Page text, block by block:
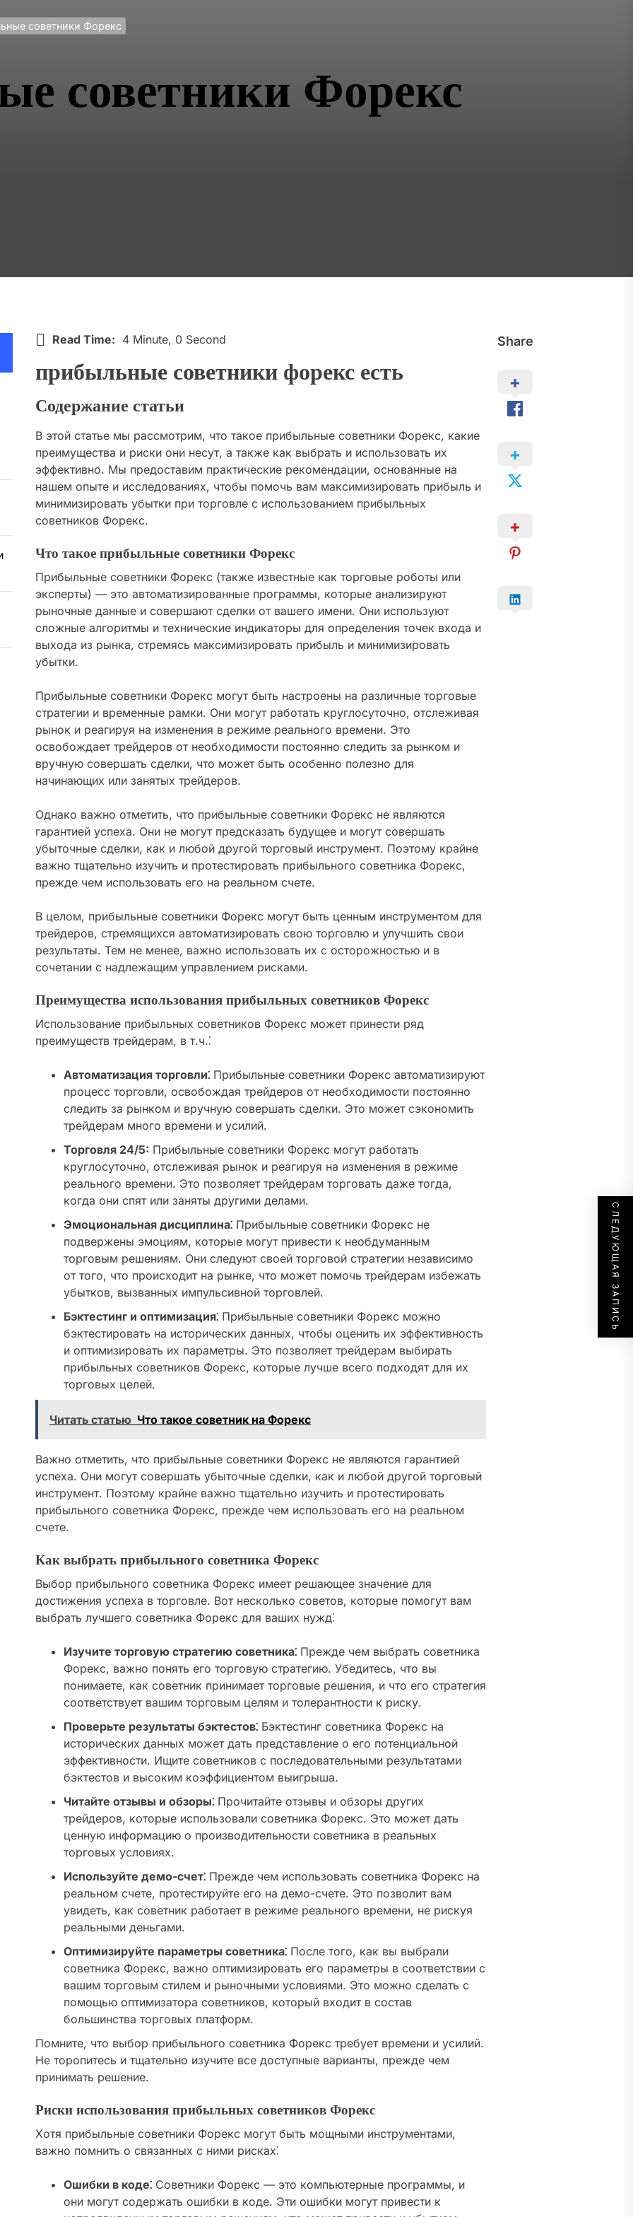
советники Форекс
советники Форекс
Share
Read Time: 4 Minute, 0 Second
прибыльные советники форекс есть
Содержание статьи
В этой статье мы рассмотрим, что такое прибыльные советники Форекс, какие
преимущества и риски они несут, а также как выбрать и использовать их
эффективно. Мы предоставим практические рекомендации, основанные на
нашем опыте и исследованиях, чтобы помочь вам максимизировать прибыль и
минимизировать убытки при торговле с использованием прибыльных
советников Форекс.
Что такое прибыльные советники Форекс
Прибыльные советники Форекс (также известные как торговые роботы или
эксперты) — это автоматизированные программы, которые анализируют
рыночные данные и совершают сделки от вашего имени. Они используют
сложные алгоритмы и технические индикаторы для определения точек входа и
выхода из рынка, стремясь максимизировать прибыль и минимизировать
убытки.
Прибыльные советники Форекс могут быть настроены на различные торговые
стратегии и временные рамки. Они могут работать круглосуточно, отслеживая
рынок и реагируя на изменения в режиме реального времени. Это
освобождает трейдеров от необходимости постоянно следить за рынком и
вручную совершать сделки, что может быть особенно полезно для
начинающих или занятых трейдеров.
Однако важно отметить, что прибыльные советники Форекс не являются
гарантией успеха. Они не могут предсказать будущее и могут совершать
убыточные сделки, как и любой другой торговый инструмент. Поэтому крайне
важно тщательно изучить и протестировать прибыльного советника Форекс,
прежде чем использовать его на реальном счете.
В целом, прибыльные советники Форекс могут быть ценным инструментом для
трейдеров, стремящихся автоматизировать свою торговлю и улучшить свои
результаты. Тем не менее, важно использовать их с осторожностью и в
сочетании с надлежащим управлением рисками.
Преимущества использования прибыльных советников Форекс
Использование прибыльных советников Форекс может принести ряд
преимуществ трейдерам, в т.ч.⁚
Автоматизация торговли⁚ Прибыльные советники Форекс автоматизируют
процесс торговли, освобождая трейдеров от необходимости постоянно
следить за рынком и вручную совершать сделки. Это может сэкономить
трейдерам много времени и усилий.
Торговля 24/5: Прибыльные советники Форекс могут работать
круглосуточно, отслеживая рынок и реагируя на изменения в режиме
реального времени. Это позволяет трейдерам торговать даже тогда,
когда они спят или заняты другими делами.
Эмоциональная дисциплина⁚ Прибыльные советники Форекс не
подвержены эмоциям, которые могут привести к необдуманным
торговым решениям. Они следуют своей торговой стратегии независимо
от того, что происходит на рынке, что может помочь трейдерам избежать
убытков, вызванных импульсивной торговлей.
Бэктестинг и оптимизация⁚ Прибыльные советники Форекс можно
бэктестировать на исторических данных, чтобы оценить их эффективность
и оптимизировать их параметры. Это позволяет трейдерам выбирать
прибыльных советников Форекс, которые лучше всего подходят для их
торговых целей.
Читать статью Что такое советник на Форекс
Важно отметить, что прибыльные советники Форекс не являются гарантией
успеха. Они могут совершать убыточные сделки, как и любой другой торговый
инструмент. Поэтому крайне важно тщательно изучить и протестировать
прибыльного советника Форекс, прежде чем использовать его на реальном
счете.
Как выбрать прибыльного советника Форекс
Выбор прибыльного советника Форекс имеет решающее значение для
достижения успеха в торговле. Вот несколько советов, которые помогут вам
выбрать лучшего советника Форекс для ваших нужд⁚
Изучите торговую стратегию советника⁚ Прежде чем выбрать советника
Форекс, важно понять его торговую стратегию. Убедитесь, что вы
понимаете, как советник принимает торговые решения, и что его стратегия
соответствует вашим торговым целям и толерантности к риску.
Проверьте результаты бэктестов⁚ Бэктестинг советника Форекс на
исторических данных может дать представление о его потенциальной
эффективности. Ищите советников с последовательными результатами
бэктестов и высоким коэффициентом выигрыша.
Читайте отзывы и обзоры⁚ Прочитайте отзывы и обзоры других
трейдеров, которые использовали советника Форекс. Это может дать
ценную информацию о производительности советника в реальных
торговых условиях.
Используйте демо-счет⁚ Прежде чем использовать советника Форекс на
реальном счете, протестируйте его на демо-счете. Это позволит вам
увидеть, как советник работает в режиме реального времени, не рискуя
реальными деньгами.
Оптимизируйте параметры советника⁚ После того, как вы выбрали
советника Форекс, важно оптимизировать его параметры в соответствии с
вашим торговым стилем и рыночными условиями. Это можно сделать с
помощью оптимизатора советников, который входит в состав
большинства торговых платформ.
Помните, что выбор прибыльного советника Форекс требует времени и усилий.
Не торопитесь и тщательно изучите все доступные варианты, прежде чем
принимать решение.
Риски использования прибыльных советников Форекс
Хотя прибыльные советники Форекс могут быть мощными инструментами,
важно помнить о связанных с ними рисках⁚
Ошибки в коде⁚ Советники Форекс — это компьютерные программы, и
они могут содержать ошибки в коде. Эти ошибки могут привести к
СЛЕДУЮЩАЯ ЗАПИСЬ